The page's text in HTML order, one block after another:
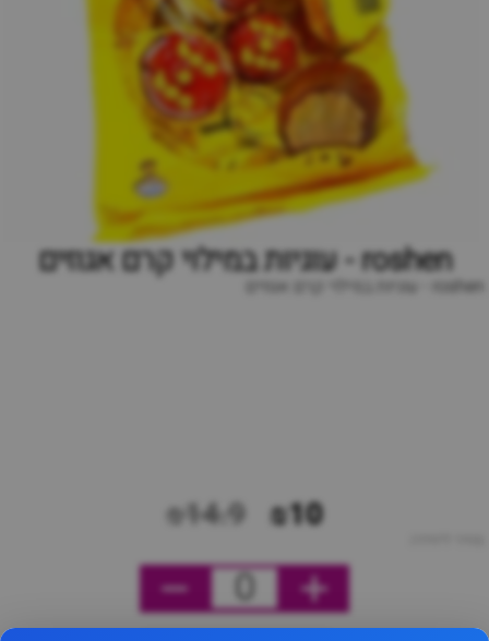
roshen - עוגיות במילוי קרם אגוזים
roshen - עוגיות במילוי קרם אגוזים
₪10
₪14.9
0